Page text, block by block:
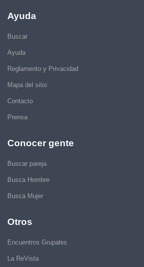
Ayuda
Buscar
Ayuda
Reglamento y Privacidad
Mapa del sitio
Contacto
Prensa
Conocer gente
Buscar pareja
Busca Hombre
Busca Mujer
Otros
Encuentros Grupales
La ReVista